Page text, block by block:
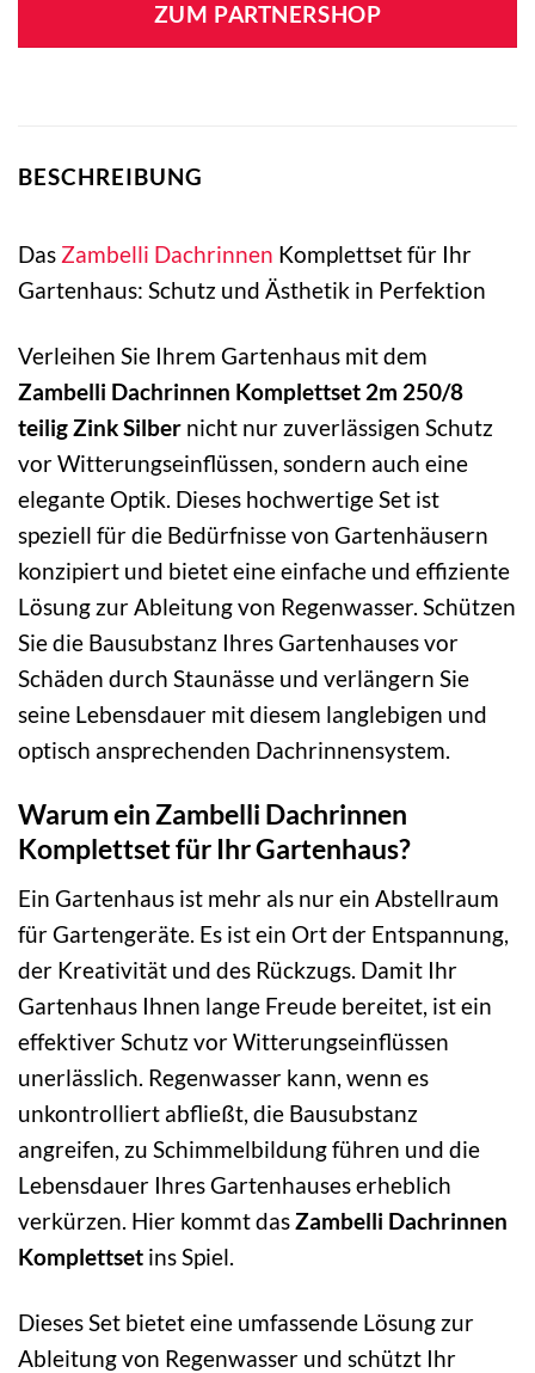
ZUM PARTNERSHOP
BESCHREIBUNG
Das Zambelli Dachrinnen Komplettset für Ihr
Gartenhaus: Schutz und Ästhetik in Perfektion
Verleihen Sie Ihrem Gartenhaus mit dem
Zambelli Dachrinnen Komplettset 2m 250/8
teilig Zink Silber nicht nur zuverlässigen Schutz
vor Witterungseinflüssen, sondern auch eine
elegante Optik. Dieses hochwertige Set ist
speziell für die Bedürfnisse von Gartenhäusern
konzipiert und bietet eine einfache und effiziente
Lösung zur Ableitung von Regenwasser. Schützen
Sie die Bausubstanz Ihres Gartenhauses vor
Schäden durch Staunässe und verlängern Sie
seine Lebensdauer mit diesem langlebigen und
optisch ansprechenden Dachrinnensystem.
Warum ein Zambelli Dachrinnen
Komplettset für Ihr Gartenhaus?
Ein Gartenhaus ist mehr als nur ein Abstellraum
für Gartengeräte. Es ist ein Ort der Entspannung,
der Kreativität und des Rückzugs. Damit Ihr
Gartenhaus Ihnen lange Freude bereitet, ist ein
effektiver Schutz vor Witterungseinflüssen
unerlässlich. Regenwasser kann, wenn es
unkontrolliert abfließt, die Bausubstanz
angreifen, zu Schimmelbildung führen und die
Lebensdauer Ihres Gartenhauses erheblich
verkürzen. Hier kommt dasZambelli Dachrinnen
Komplettset ins Spiel.
Dieses Set bietet eine umfassende Lösung zur
Ableitung von Regenwasser und schützt Ihr